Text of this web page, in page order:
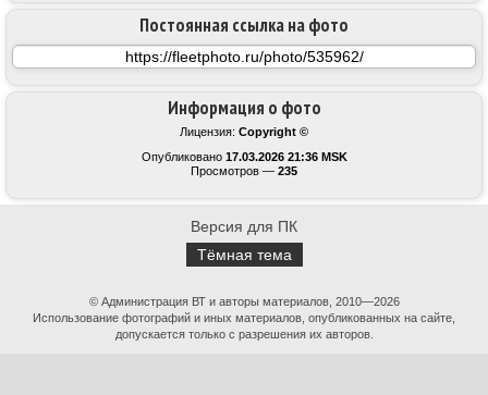
Информация о фото
Лицензия: Copyright ©
Опубликовано 17.03.2026 21:36 MSK
Просмотров — 235
Постоянная ссылка на фото
Версия для ПК
Тёмная тема
© Администрация ВТ и авторы материалов, 2010—2026
Использование фотографий и иных материалов, опубликованных на сайте,
допускается только с разрешения их авторов.